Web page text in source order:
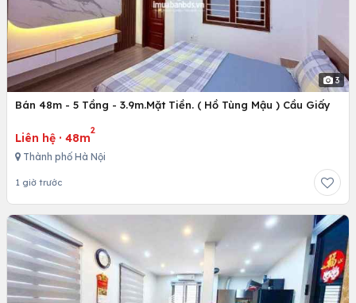
3
Bán 48m - 5 Tầng - 3.9m.Mặt Tiền. ( Hồ Tùng Mậu ) Cầu Giấy
Liên hệ · 48m
2
Thành phố Hà Nội
1 giờ trước